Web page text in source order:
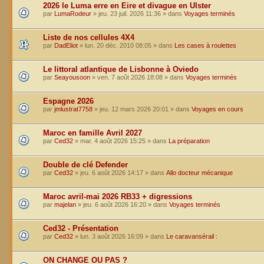
2026 le Luma erre en Eire et divague en Ulster
par LumaRodeur » jeu. 23 juil. 2026 11:36 » dans Voyages terminés
Liste de nos cellules 4X4
par DadEliot » lun. 20 déc. 2010 08:05 » dans Les cases à roulettes
Le littoral atlantique de Lisbonne à Oviedo
par Seayousoon » ven. 7 août 2026 18:08 » dans Voyages terminés
Espagne 2026
par jmlustrat7758 » jeu. 12 mars 2026 20:01 » dans Voyages en cours
Maroc en famille Avril 2027
par Ced32 » mar. 4 août 2026 15:25 » dans La préparation
Double de clé Defender
par Ced32 » jeu. 6 août 2026 14:17 » dans Allo docteur mécanique
Maroc avril-mai 2026 RB33 + digressions
par majelan » jeu. 6 août 2026 16:20 » dans Voyages terminés
Ced32 - Présentation
par Ced32 » lun. 3 août 2026 16:09 » dans Le caravansérail :
ON CHANGE OU PAS ?